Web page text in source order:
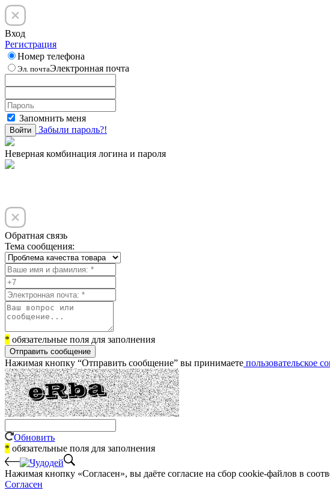
Вход
Регистрация
Номер телефона
Эл. почтаЭлектронная почта
Запомнить меня
Войти Забыли пароль?!
Неверная комбинация логина и пароля
Обратная связь
Тема сообщения:
* обязательные поля для заполнения
Отправить сообщение
Нажимая кнопку “Отправить сообщение” вы принимаете пользовательское
Обновить
* обязательные поля для заполнения
Нажимая кнопку «Согласен», вы даёте cогласие на сбор cookie-файлов в
Согласен